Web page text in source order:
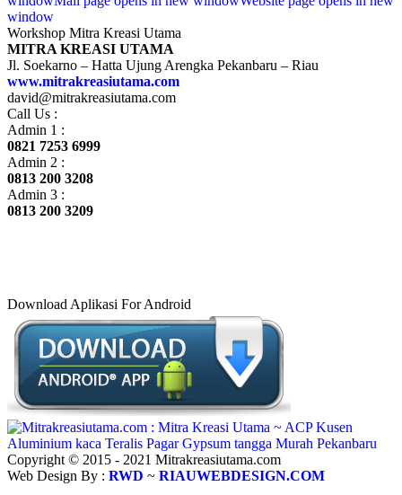
window
Workshop Mitra Kreasi Utama
MITRA KREASI UTAMA
Jl. Soekarno – Hatta Ujung Arengka Pekanbaru – Riau
www.mitrakreasiutama.com
david@mitrakreasiutama.com
Call Us :
Admin 1 :
0821 7253 6999
Admin 2 :
0813 200 3208
Admin 3 :
0813 200 3209
Download Aplikasi For Android
Copyright © 2015 - 2021 Mitrakreasiutama.com
Web Design By : RWD ~ RIAUWEBDESIGN.COM